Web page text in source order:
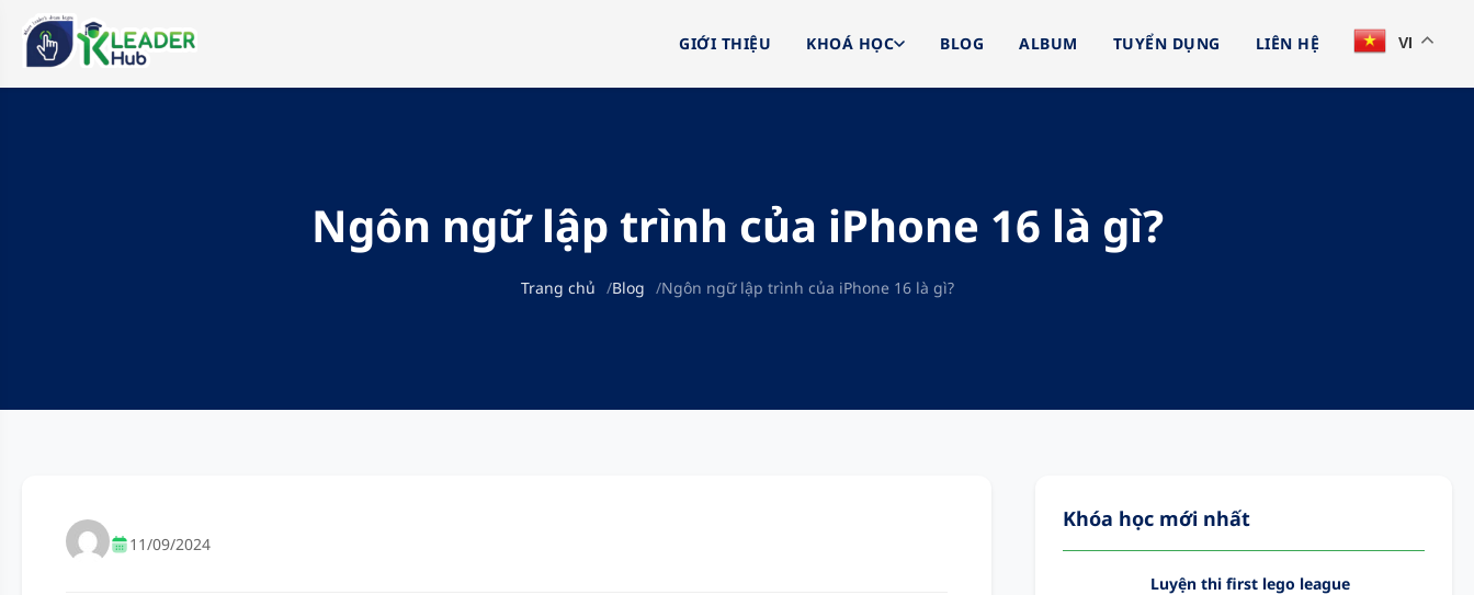
GIỚI THIỆU KHOÁ HỌC BLOG ALBUM TUYỂN DỤNG LIÊN HỆ VI
Ngôn ngữ lập trình của iPhone 16 là gì?
Trang chủ Blog Ngôn ngữ lập trình của iPhone 16 là gì?
11/09/2024
Khóa học mới nhất
Luyện thi first lego league